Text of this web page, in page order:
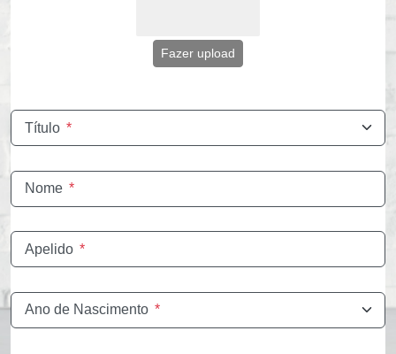
Fazer upload
Título *
Nome *
Apelido *
Ano de Nascimento *